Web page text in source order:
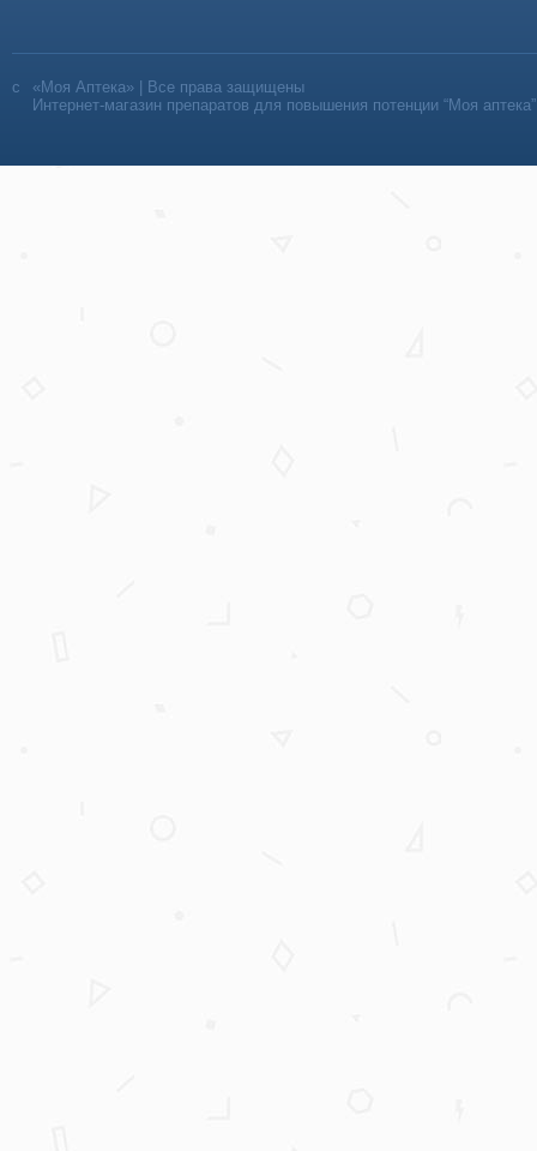
«Моя Аптека» | Все права защищены
Интернет-магазин препаратов для повышения потенции “Моя